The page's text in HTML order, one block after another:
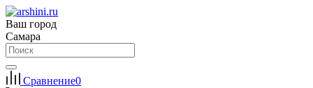
Ваш город
Самара
Сравнение0